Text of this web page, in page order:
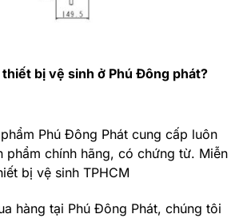
bị vệ sinh ở Phú Đông phát?
Phú Đông Phát cung cấp luôn
phẩm chính hãng, có chứng từ. Miễn
bị vệ sinh TPHCM
hàng tại Phú Đông Phát, chúng tôi